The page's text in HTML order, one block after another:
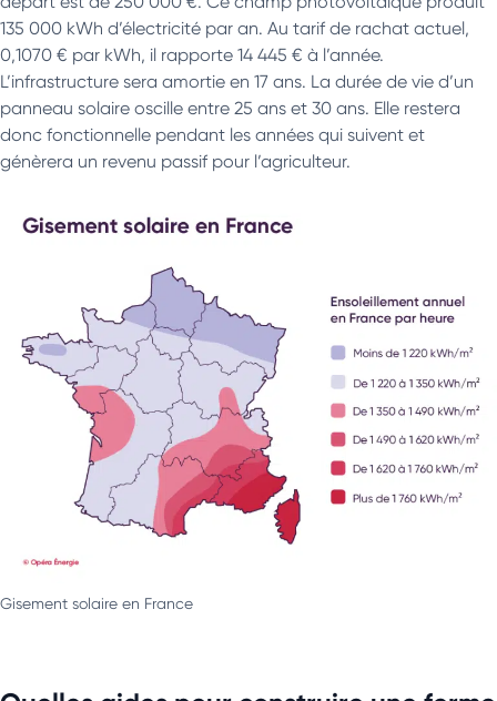
135 000 kWh d’électricité par an. Au tarif de rachat actuel,
0,1070 € par kWh, il rapporte 14 445 € à l’année.
L’infrastructure sera amortie en 17 ans. La durée de vie d’un
panneau solaire oscille entre 25 ans et 30 ans. Elle restera
donc fonctionnelle pendant les années qui suivent et
génèrera un revenu passif pour l’agriculteur.
Gisement solaire en France